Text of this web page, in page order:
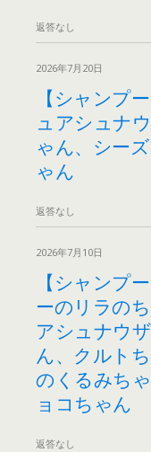
返答なし
2026年7月20日
【シャンプ
ュアシュナ
ゃん、シー
ゃん
返答なし
2026年7月10日
【シャンプ
ーのリラの
アシュナウ
ん、クルト
のくるみち
ョコちゃん
返答なし